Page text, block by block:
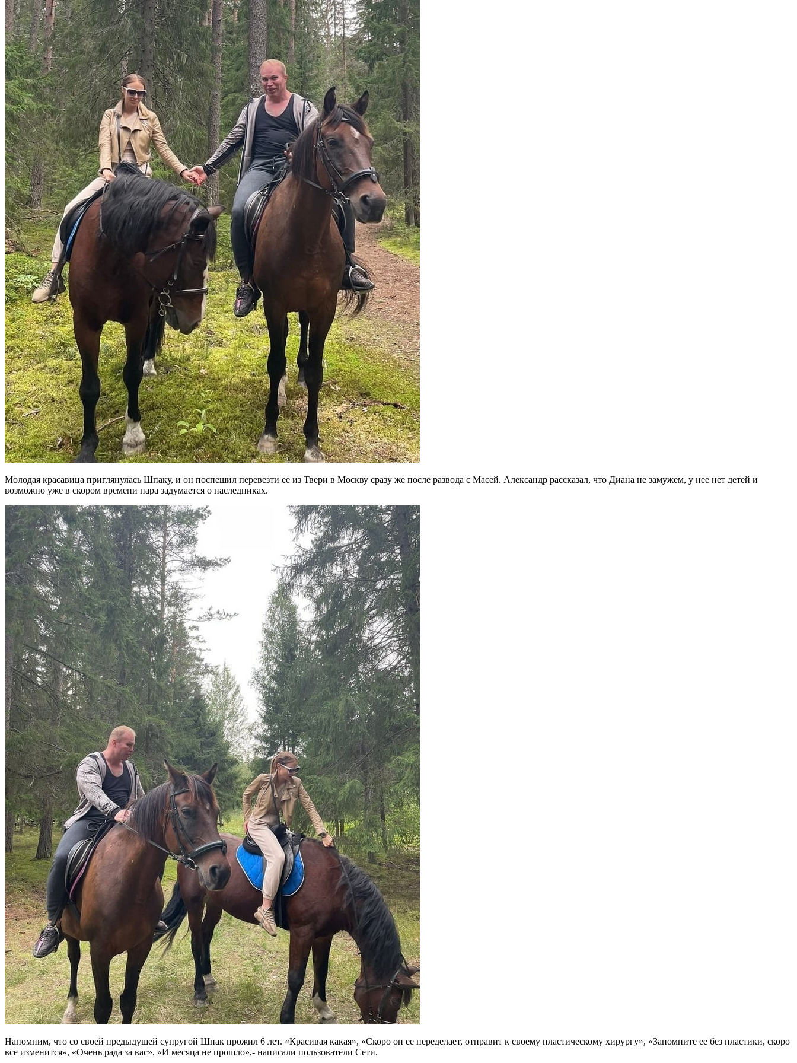
Молодая красавица приглянулась Шпаку, и он поспешил перевезти ее из Твери в Москву сразу же после развода с Масей. Александр рассказал, что Диана не замужем, у нее нет детей и
возможно уже в скором времени пара задумается о наследниках.
Напомним, что со своей предыдущей супругой Шпак прожил 6 лет. «Красивая какая», «Скоро он ее переделает, отправит к своему пластическому хирургу», «Запомните ее без пластики, скоро
все изменится», «Очень рада за вас», «И месяца не прошло»,- написали пользователи Сети.